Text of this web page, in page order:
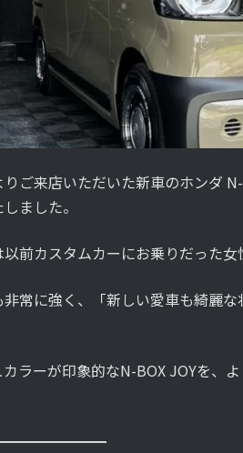
ご来店いただいた新車のホンダ
ました。
前カスタムカーにお乗りだった女
常に強く、「新しい愛車も綺麗
ラーが印象的なN-BOX JOYを、